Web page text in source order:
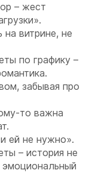
– жест
на витрине, не
по графику –
забывая про
то важна
ей не нужно».
– история не